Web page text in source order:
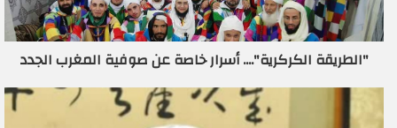
ك
ت
ن
"الطريقة الكركرية".... أسرار خاصة عن صوفية المغرب الجدد